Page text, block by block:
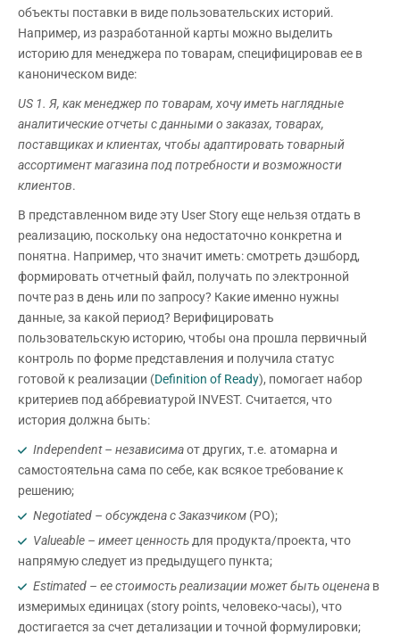
объекты поставки в виде пользовательских историй.
Например, из разработанной карты можно выделить
историю для менеджера по товарам, специфицировав ее в
каноническом виде:
US 1. Я, как менеджер по товарам, хочу иметь наглядные
аналитические отчеты с данными о заказах, товарах,
поставщиках и клиентах, чтобы адаптировать товарный
ассортимент магазина под потребности и возможности
клиентов.
В представленном виде эту User Story еще нельзя отдать в
реализацию, поскольку она недостаточно конкретна и
понятна. Например, что значит иметь: смотреть дэшборд,
формировать отчетный файл, получать по электронной
почте раз в день или по запросу? Какие именно нужны
данные, за какой период? Верифицировать
пользовательскую историю, чтобы она прошла первичный
контроль по форме представления и получила статус
готовой к реализации (Definition of Ready), помогает набор
критериев под аббревиатурой INVEST. Считается, что
история должна быть:
Independent – независимаот других, т.е. атомарна и
самостоятельна сама по себе, как всякое требование к
решению;
Negotiated – обсуждена с Заказчиком (PO);
Valueable – имеет ценность для продукта/проекта, что
напрямую следует из предыдущего пункта;
Estimated – ее стоимость реализации может быть оценена в
измеримых единицах (story points, человеко-часы), что
достигается за счет детализации и точной формулировки;